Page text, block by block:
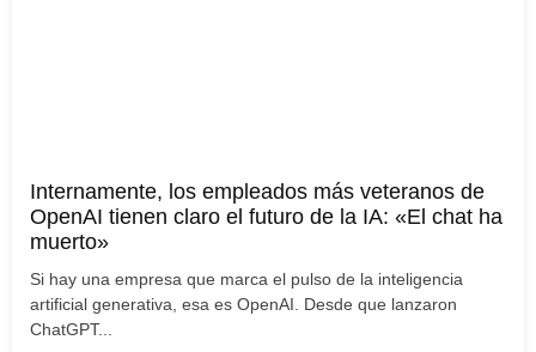
Internamente, los empleados más veteranos de
OpenAI tienen claro el futuro de la IA: «El chat ha
muerto»
Si hay una empresa que marca el pulso de la inteligencia
artificial generativa, esa es OpenAI. Desde que lanzaron
ChatGPT...